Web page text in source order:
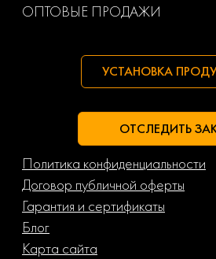
ОПТОВЫЕ ПРОДАЖИ
УСТАНОВКА
ОТСЛЕДИТЬ
Политика конфиденциальности
Договор публичной оферты
Гарантия и сертификаты
Блог
Карта сайта